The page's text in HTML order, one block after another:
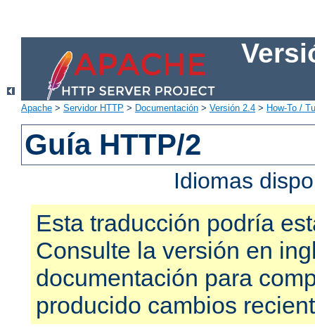
Apache > Servidor HTTP > Documentación > Versión 2.4 > How-To /
Guía HTTP/2
Idiomas
Esta traducción podría
Consulte la versión en
documentación para
producido cambios